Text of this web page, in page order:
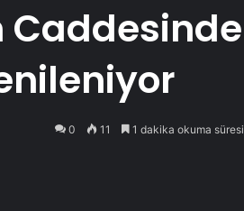
Caddesinde
0 11 1 dakika okuma süresi